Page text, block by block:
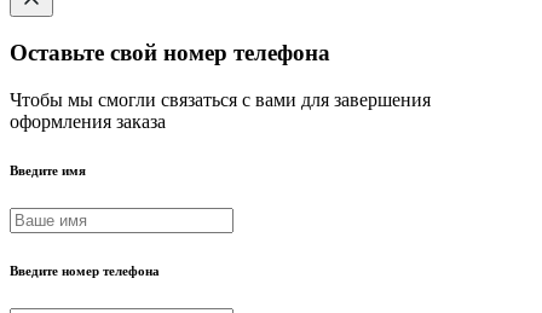
Оставьте свой номер телефона
Чтобы мы смогли связаться с вами для завершения
оформления заказа
Введите имя
Введите номер телефона